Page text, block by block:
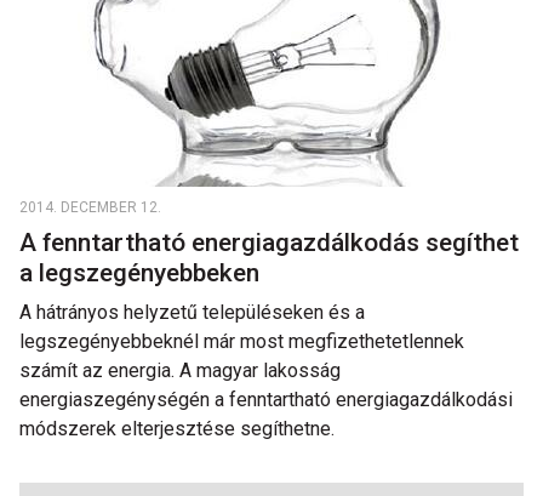
2014. DECEMBER 12.
A fenntartható energiagazdálkodás segíthet
a legszegényebbeken
A hátrányos helyzetű településeken és a
legszegényebbeknél már most megfizethetetlennek
számít az energia. A magyar lakosság
energiaszegénységén a fenntartható energiagazdálkodási
módszerek elterjesztése segíthetne.